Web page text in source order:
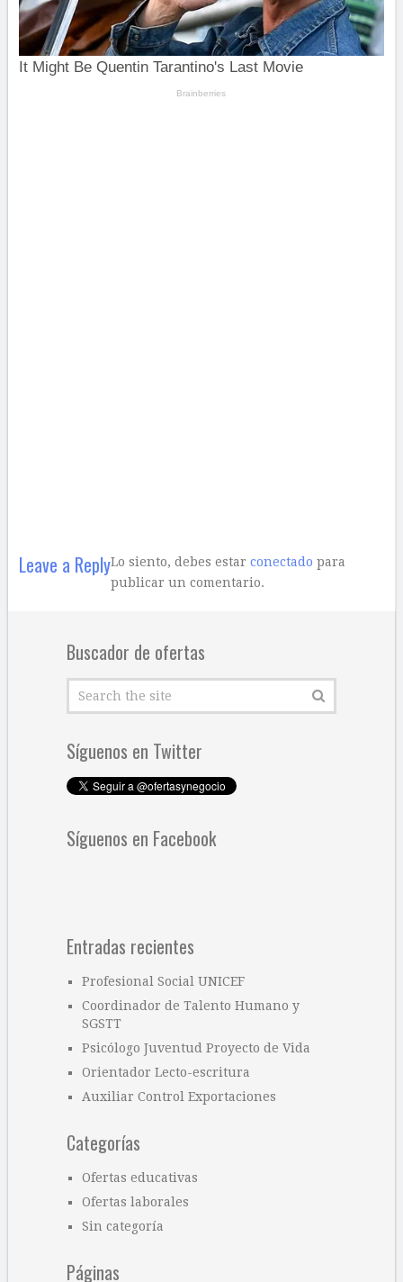
Leave a ReplyLo siento, debes estar conectado para
publicar un comentario.
Buscador de ofertas
Síguenos en Twitter
Síguenos en Facebook
Entradas recientes
Profesional Social UNICEF
Coordinador de Talento Humano y
SGSTT
Psicólogo Juventud Proyecto de Vida
Orientador Lecto-escritura
Auxiliar Control Exportaciones
Categorías
Ofertas educativas
Ofertas laborales
Sin categoría
Páginas